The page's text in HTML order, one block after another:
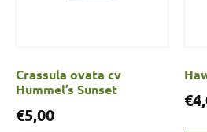
Crassula ovata cv
Hummel’s Sunset
€5,00
€